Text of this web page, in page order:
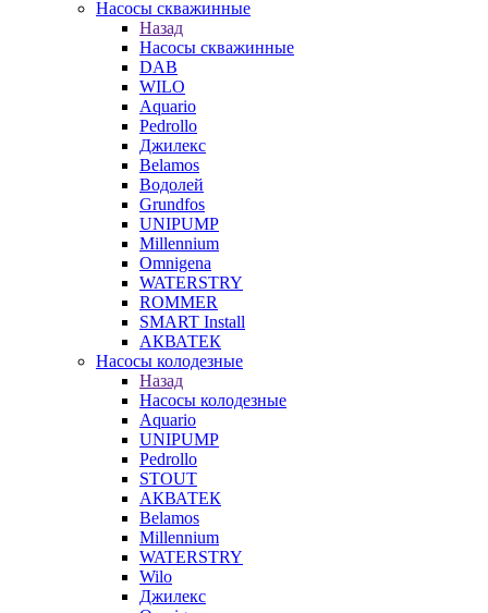
Насосы скважинные
Назад
Насосы скважинные
DAB
WILO
Aquario
Pedrollo
Джилекс
Belamos
Водолей
Grundfos
UNIPUMP
Millennium
Omnigena
WATERSTRY
ROMMER
SMART Install
АКВАТЕК
Насосы колодезные
Назад
Насосы колодезные
Aquario
UNIPUMP
Pedrollo
STOUT
АКВАТЕК
Belamos
Millennium
WATERSTRY
Wilo
Джилекс